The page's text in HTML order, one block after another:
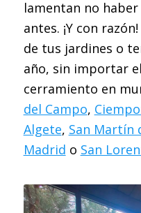
lamentan no
antes. ¡Y con
de tus jardines o
año, sin importar
cerramiento en
del Campo,
Algete, San Martín
Madrid o San